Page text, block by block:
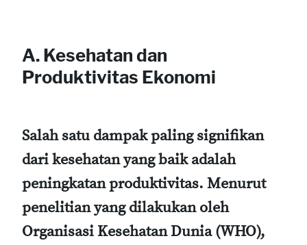
A. Kesehatan dan
Produktivitas Ekonomi
Salah satu dampak paling signifikan
dari kesehatan yang baik adalah
peningkatan produktivitas. Menurut
penelitian yang dilakukan oleh
Organisasi Kesehatan Dunia (WHO),